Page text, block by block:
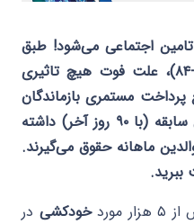
اجتماعی می‌شود! طبق
قانون تامین اجتماعی (مواد ۸۰-۸۴)، علت فوت هیچ تاثیری
مستمری بازماندگان
نیست. اگر متوفی حداقل ۱ سال سابقه (با ۹۰ روز آخر) داشته
و والدین ماهانه حقوق می‌گیرند.
خودکشی در